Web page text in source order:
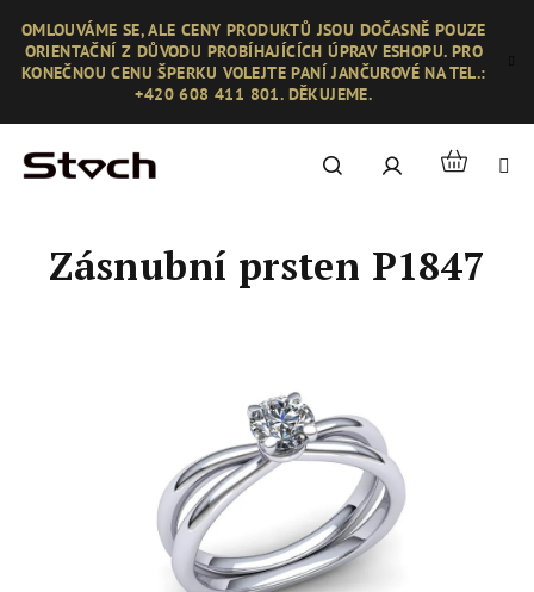
obsah
OMLOUVÁME SE, ALE CENY PRODUKTŮ JSOU DOČASNĚ POUZE
ORIENTAČNÍ Z DŮVODU PROBÍHAJÍCÍCH ÚPRAV ESHOPU. PRO
KONEČNOU CENU ŠPERKU VOLEJTE PANÍ JANČUROVÉ NA TEL.:
+420 608 411 801. DĚKUJEME.
Hledat PřihlášeníNákupní
Zásnubní prsten P1847